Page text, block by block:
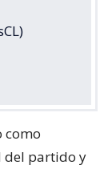
como
del partido y